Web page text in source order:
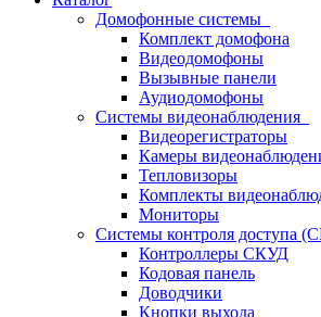
Домофонные системы
Комплект домофона
Видеодомофоны
Вызывные панели
Аудиодомофоны
Системы видеонаблюдения
Видеорегистраторы
Камеры
Тепловизоры
Комплекты
Мониторы
Системы контроля доступа
Контроллеры СКУД
Кодовая панель
Доводчики
Кнопки выхода